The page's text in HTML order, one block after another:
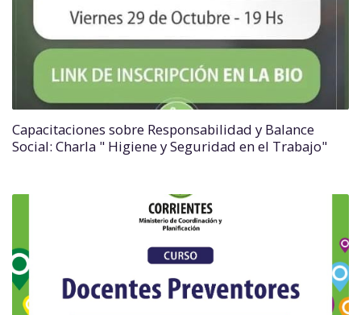
Capacitaciones sobre Responsabilidad y Balance
Social: Charla " Higiene y Seguridad en el Trabajo"